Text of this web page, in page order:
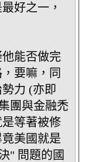
好之一，
能否做完
要嘛，同
力 (亦即
團與金融禿
等著被修
美國就是
" 問題的國